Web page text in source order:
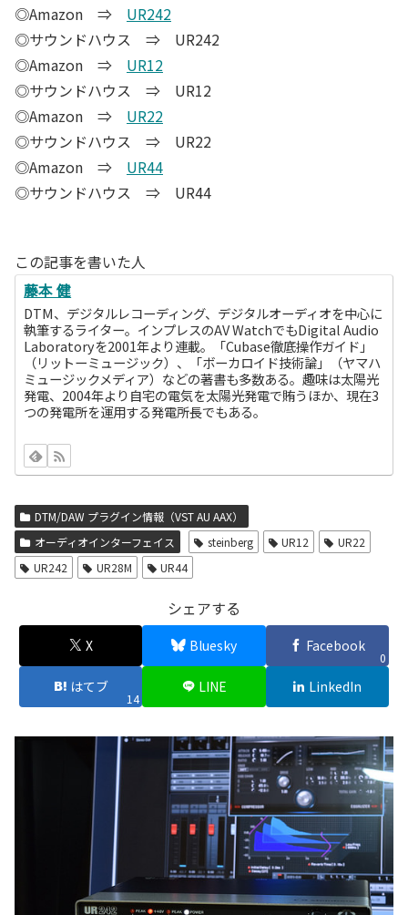
◎Amazon ⇒ UR242
◎サウンドハウス ⇒ UR242
◎Amazon ⇒ UR12
◎サウンドハウス ⇒ UR12
◎Amazon ⇒ UR22
◎サウンドハウス ⇒ UR22
◎Amazon ⇒ UR44
◎サウンドハウス ⇒ UR44
この記事を書いた人
藤本 健
DTM、デジタルレコーディング、デジタルオーディオを中心に
執筆するライター。インプレスのAV WatchでもDigital Audio
Laboratoryを2001年より連載。「Cubase徹底操作ガイド」
（リットーミュージック）、「ボーカロイド技術論」（ヤマハ
ミュージックメディア）などの著書も多数ある。趣味は太陽光
発電、2004年より自宅の電気を太陽光発電で賄うほか、現在3
つの発電所を運用する発電所長でもある。
DTM/DAW プラグイン情報（VST AU AAX）
オーディオインターフェイス
steinberg UR12
UR22
UR242
UR28M UR44
シェアする
X Bluesky Facebook
0
はてブ
14
LINE LinkedIn